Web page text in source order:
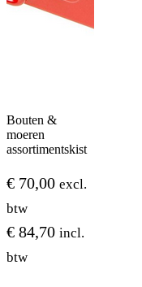
Bouten &
moeren
assortimentskist
€ 70,00 excl.
btw
€ 84,70 incl.
btw